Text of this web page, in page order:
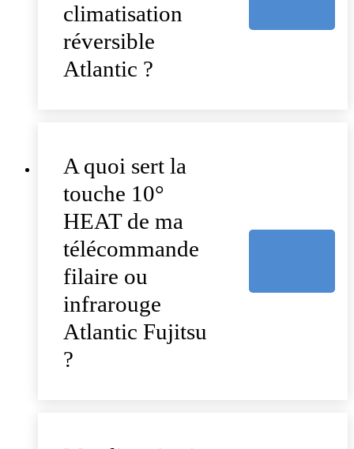
climatisation
réversible
Atlantic ?
A quoi sert la
touche 10°
HEAT de ma
télécommande
filaire ou
infrarouge
Atlantic Fujitsu
?